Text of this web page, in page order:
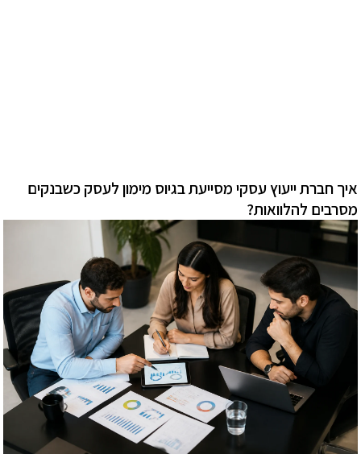
איך חברת ייעוץ עסקי מסייעת בגיוס מימון לעסק כשבנקים
מסרבים להלוואות?